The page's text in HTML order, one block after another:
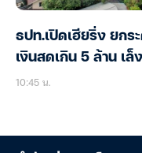
ธปท.เปิดเฮียริ่ง ยก
เงินสดเกิน 5 ล้าน เล็
10:45 น.